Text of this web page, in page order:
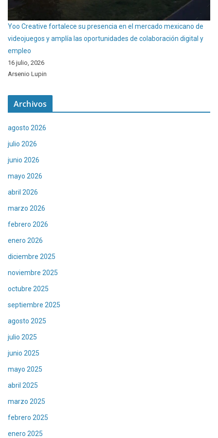
Yoo Creative fortalece su presencia en el mercado mexicano de
videojuegos y amplía las oportunidades de colaboración digital y
empleo
16 julio, 2026
Arsenio Lupin
Archivos
agosto 2026
julio 2026
junio 2026
mayo 2026
abril 2026
marzo 2026
febrero 2026
enero 2026
diciembre 2025
noviembre 2025
octubre 2025
septiembre 2025
agosto 2025
julio 2025
junio 2025
mayo 2025
abril 2025
marzo 2025
febrero 2025
enero 2025